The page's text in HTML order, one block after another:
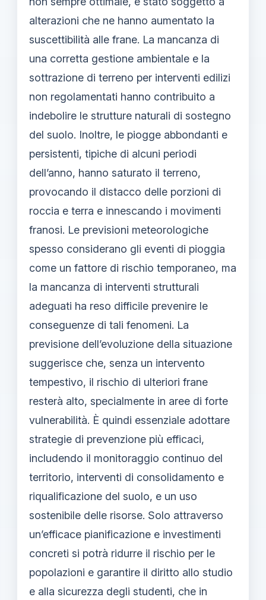
alterazioni che ne hanno aumentato la
suscettibilità alle frane. La mancanza di
una corretta gestione ambientale e la
sottrazione di terreno per interventi edilizi
non regolamentati hanno contribuito a
indebolire le strutture naturali di sostegno
del suolo. Inoltre, le piogge abbondanti e
persistenti, tipiche di alcuni periodi
dell’anno, hanno saturato il terreno,
provocando il distacco delle porzioni di
roccia e terra e innescando i movimenti
franosi. Le previsioni meteorologiche
spesso considerano gli eventi di pioggia
come un fattore di rischio temporaneo, ma
la mancanza di interventi strutturali
adeguati ha reso difficile prevenire le
conseguenze di tali fenomeni. La
previsione dell’evoluzione della situazione
suggerisce che, senza un intervento
tempestivo, il rischio di ulteriori frane
resterà alto, specialmente in aree di forte
vulnerabilità. È quindi essenziale adottare
strategie di prevenzione più efficaci,
includendo il monitoraggio continuo del
territorio, interventi di consolidamento e
riqualificazione del suolo, e un uso
sostenibile delle risorse. Solo attraverso
un’efficace pianificazione e investimenti
concreti si potrà ridurre il rischio per le
popolazioni e garantire il diritto allo studio
e alla sicurezza degli studenti, che in